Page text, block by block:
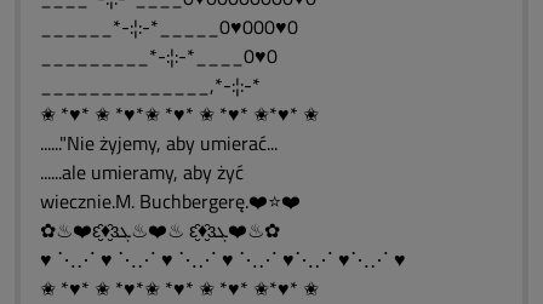
______*-:¦:-*_____0♥000♥0
_________*-:¦:-*____0♥0
______________,*-:¦:-*
✬ *♥* ✬ *♥*✬ *♥* ✬ *♥* ✬*♥* ✬
......"Nie żyjemy, aby umierać...
......ale umieramy, aby żyć
wiecznie.M. Buchbergerę.❤️⭐❤️
✿♨❤️ԑ̮̑♦̮̑ɜܓ♨❤️♨ ԑ̮̑♦̮̑ɜܓ❤️♨✿
♥ ⋱⋰ ♥ ⋱⋰ ♥ ⋱⋰ ♥ ⋱⋰ ♥⋱⋰ ♥⋱⋰ ♥
✬ *♥* ✬ *♥*✬ *♥* ✬ *♥* ✬*♥* ✬